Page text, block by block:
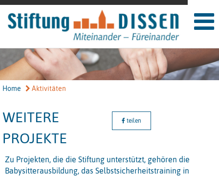
Home Aktivitäten
WEITERE
PROJEKTE
teilen
Zu Projekten, die die Stiftung unterstützt, gehören die
Babysitterausbildung, das Selbstsicherheitstraining in